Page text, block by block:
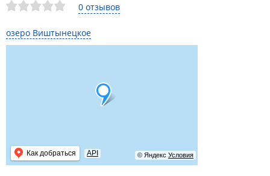
0 отзывов
озеро Виштынецкое
© Яндекс Условия
Как добраться API